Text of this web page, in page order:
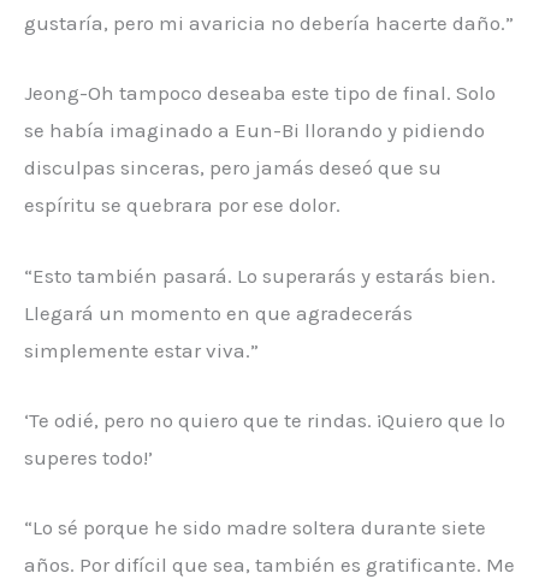
gustaría, pero mi avaricia no debería hacerte daño.”
Jeong-Oh tampoco deseaba este tipo de final. Solo
se había imaginado a Eun-Bi llorando y pidiendo
disculpas sinceras, pero jamás deseó que su
espíritu se quebrara por ese dolor.
“Esto también pasará. Lo superarás y estarás bien.
Llegará un momento en que agradecerás
simplemente estar viva.”
‘Te odié, pero no quiero que te rindas. ¡Quiero que lo
superes todo!’
“Lo sé porque he sido madre soltera durante siete
años. Por difícil que sea, también es gratificante. Me